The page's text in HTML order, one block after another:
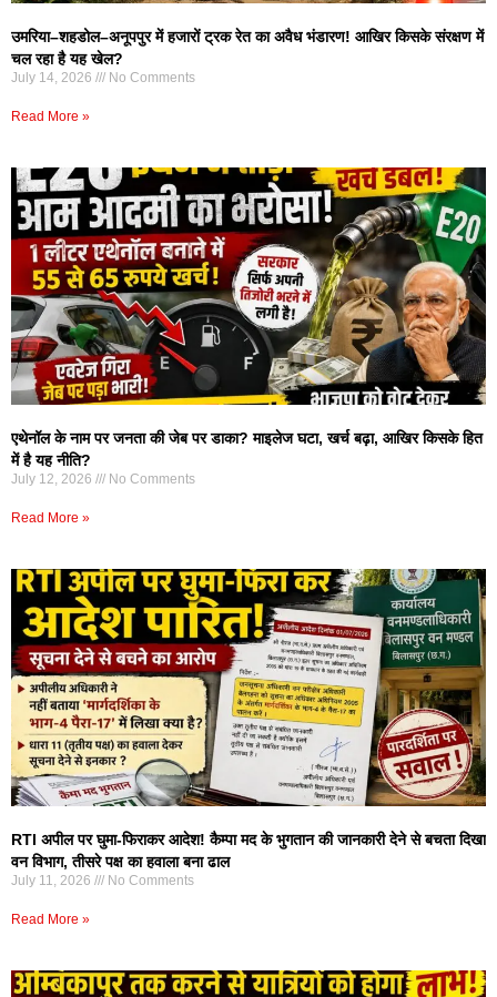
उमरिया–शहडोल–अनूपपुर में हजारों ट्रक रेत का अवैध भंडारण! आखिर किसके संरक्षण में
चल रहा है यह खेल?
July 14, 2026 No Comments
Read More »
एथेनॉल के नाम पर जनता की जेब पर डाका? माइलेज घटा, खर्च बढ़ा, आखिर किसके हित
में है यह नीति?
July 12, 2026 No Comments
Read More »
RTI अपील पर घुमा-फिराकर आदेश! कैम्पा मद के भुगतान की जानकारी देने से बचता दिखा
वन विभाग, तीसरे पक्ष का हवाला बना ढाल
July 11, 2026 No Comments
Read More »